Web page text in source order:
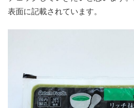
表面に記載されています。